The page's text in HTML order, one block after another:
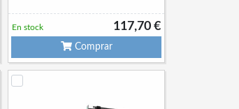
117,70 €
En stock
Comprar